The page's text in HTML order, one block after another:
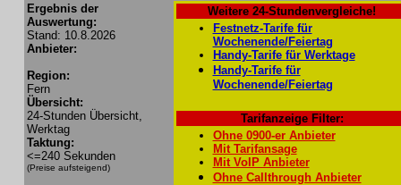
Ergebnis der
Auswertung:
Stand: 10.8.2026
Anbieter:
Region:
Fern
Übersicht:
24-Stunden Übersicht,
Werktag
Taktung:
<=240 Sekunden
(Preise aufsteigend)
Weitere 24-Stundenvergleiche!
Festnetz-Tarife für
Wochenende/Feiertag
Handy-Tarife für Werktage
Handy-Tarife für
Wochenende/Feiertag
Tarifanzeige Filter:
Ohne 0900-er Anbieter
Mit Tarifansage
Mit VoIP Anbieter
Ohne Callthrough Anbieter